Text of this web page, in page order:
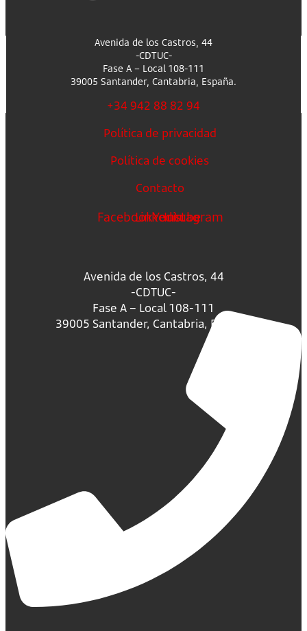
Avenida de los Castros, 44
-CDTUC-
Fase A – Local 108-111
39005 Santander, Cantabria, España.
+34 942 88 82 94
Política de privacidad
Política de cookies
Contacto
FacebookLinkedin
Youtube
Instagram
Avenida de los Castros, 44
-CDTUC-
Fase A – Local 108-111
39005 Santander, Cantabria, España.